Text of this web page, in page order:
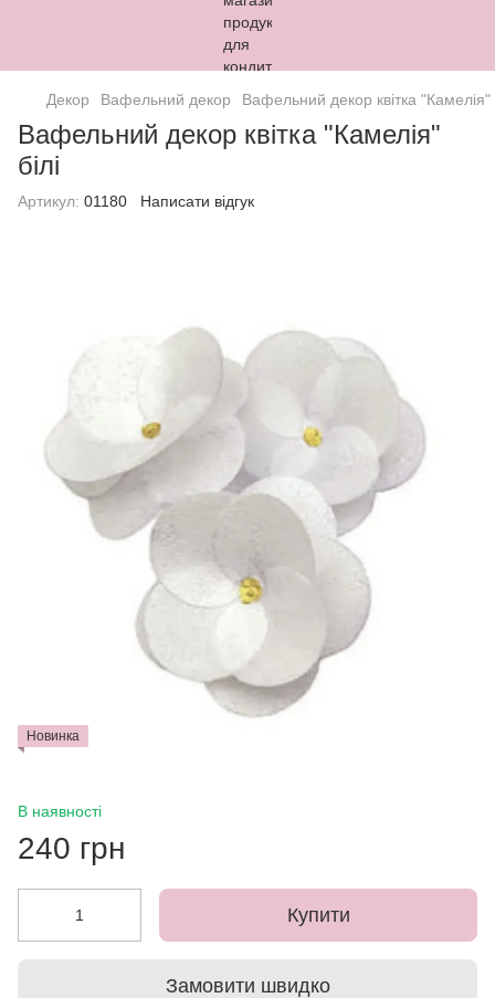
Декор Вафельний декор Вафельний декор квітка "Камелія"
Вафельний декор квітка "Камелія"
білі
Артикул: 01180 Написати відгук
Новинка
В наявності
240 грн
Купити
Замовити швидко